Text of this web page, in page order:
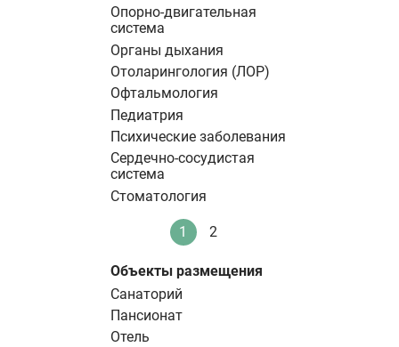
Опорно-двигательная
система
Органы дыхания
Отоларингология (ЛОР)
Офтальмология
Педиатрия
Психические заболевания
Сердечно-сосудистая
система
Стоматология
Нумерация
страниц Текущая
1 Стандартное
2
Объекты размещения
Санаторий
Пансионат
Отель